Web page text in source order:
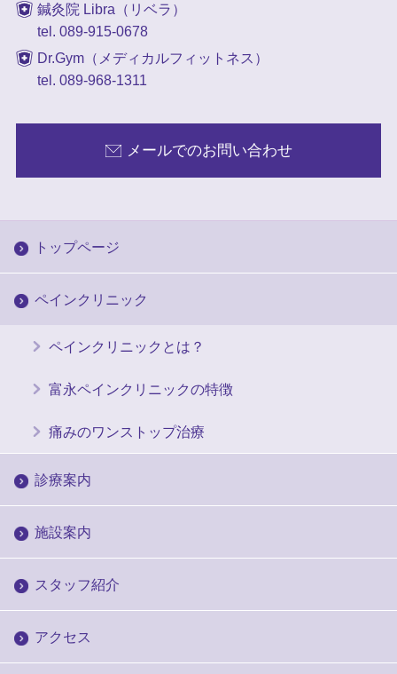
鍼灸院 Libra（リベラ）
tel. 089-915-0678
Dr.Gym（メディカルフィットネス）
tel. 089-968-1311
メールでのお問い合わせ
トップページ
ペインクリニック
ペインクリニックとは？
富永ペインクリニックの特徴
痛みのワンストップ治療
診療案内
施設案内
スタッフ紹介
アクセス